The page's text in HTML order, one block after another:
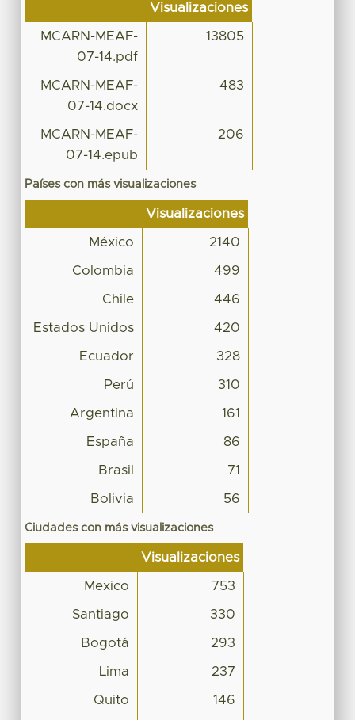
Visualizaciones
MCARN-MEAF-
07-14.pdf
13805
MCARN-MEAF-
07-14.docx
483
MCARN-MEAF-
07-14.epub
206
Países con más visualizaciones
Visualizaciones
México 2140
Colombia 499
Chile 446
Estados Unidos 420
Ecuador 328
Perú 310
Argentina 161
España 86
Brasil 71
Bolivia 56
Ciudades con más visualizaciones
Visualizaciones
Mexico 753
Santiago 330
Bogotá 293
Lima 237
Quito 146